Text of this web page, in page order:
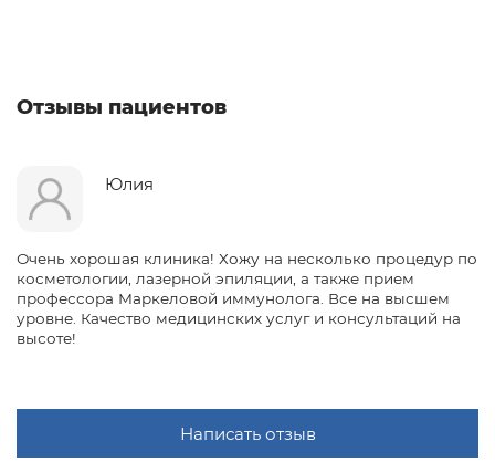
Отзывы пациентов
Юлия
Очень хорошая клиника! Хожу на несколько процедур по
косметологии, лазерной эпиляции, а также прием
профессора Маркеловой иммунолога. Все на высшем
уровне. Качество медицинских услуг и консультаций на
высоте!
Написать отзыв